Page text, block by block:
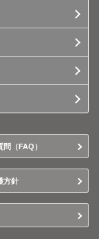
問（FAQ）
方針